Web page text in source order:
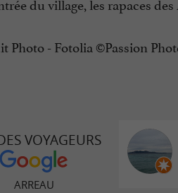
Photo - Fotolia ©Passion
VOYAGEURS
ARREAU